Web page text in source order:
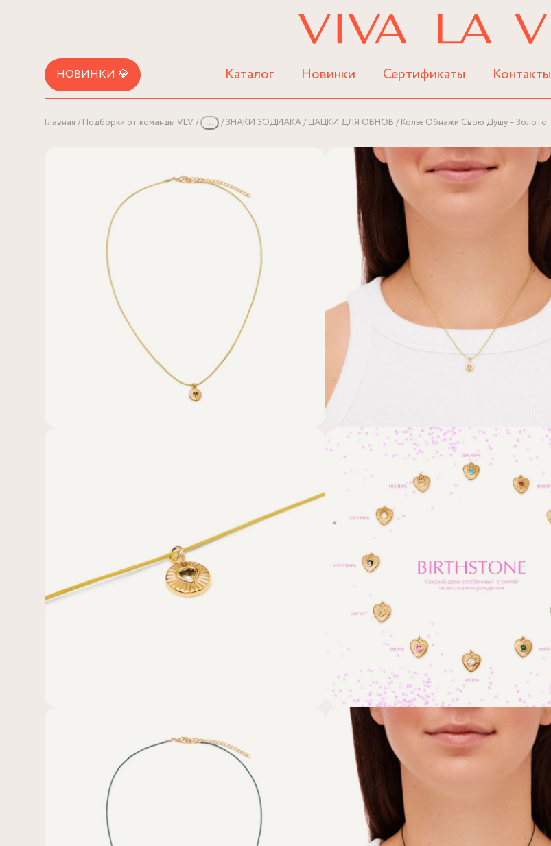
НОВИНКИ 💎 Каталог Новинки Сертификаты Контакты
Главная Подборки от команды VLV ... ЗНАКИ ЗОДИАКА ЦАЦКИ ДЛЯ ОВНОВ Колье Обнажи Свою Душу – Золото